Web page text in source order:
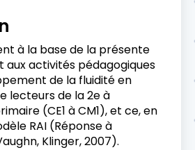
à la base de la présente
activités pédagogiques
de la fluidité en
lecteurs de la 2e à
(CE1 à CM1), et ce, en
RAI (Réponse à
Klinger, 2007).